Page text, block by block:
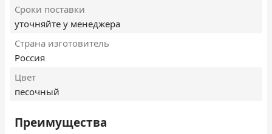
Сроки поставки
уточняйте у менеджера
Страна изготовитель
Россия
Цвет
песочный
Преимущества